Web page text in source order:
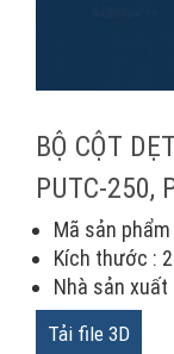
BỘ CỘT
PUTC-250,
Mã sản phẩm
Kích thước :
Nhà sản xuất
Tải file 3D